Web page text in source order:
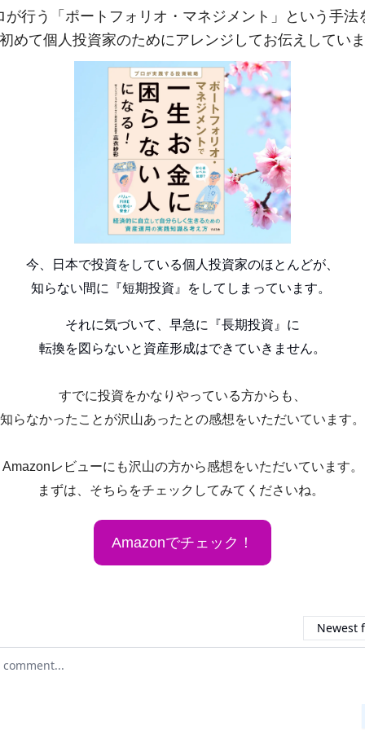
が行う「ポートフォリオ・マネジメント」という手法
めて個人投資家のためにアレンジしてお伝えしてい
今、日本で投資をしている個人投資家のほとんどが、
知らない間に『短期投資』をしてしまっています。
それに気づいて、早急に『長期投資』に
転換を図らないと資産形成はできていきません。
すでに投資をかなりやっている方からも、
知らなかったことが沢山あったとの感想をいただいています。
Amazonレビューにも沢山の方から感想をいただいています。
まずは、そちらをチェックしてみてくださいね。
Amazonでチェック！
Newest
comment